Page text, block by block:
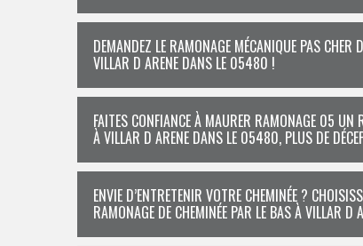
DEMANDEZ LE RAMONAGE MÉCANIQUE PAS
VILLAR D ARENE DANS LE 05480 !
FAITES CONFIANCE À MAURER RAMONAGE 05 UN
À VILLAR D ARENE DANS LE 05480, PLUS DE
ENVIE D’ENTRETENIR VOTRE CHEMINÉE ?
RAMONAGE DE CHEMINÉE PAR LE BAS À VILLAR